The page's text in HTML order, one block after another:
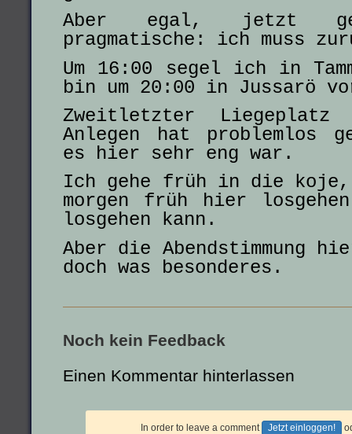
Aber egal, jetzt
pragmatische: ich muss
Um 16:00 segel ich in
bin um 20:00 in Jussarö
Zweitletzter
Anlegen hat problemlos
es hier sehr eng war.
Ich gehe früh in die koje,
morgen früh hier
losgehen kann.
Aber die Abendstimmung
doch was besonderes.
Noch kein Feedback
Einen Kommentar hinterlassen
In order to leave a comment Jetzt einloggen!